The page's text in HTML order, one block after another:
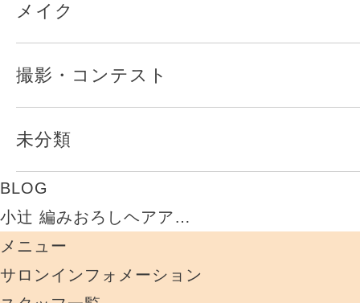
メイク
撮影・コンテスト
未分類
BLOG
小辻 編みおろしヘアア…
メニュー
サロンインフォメーション